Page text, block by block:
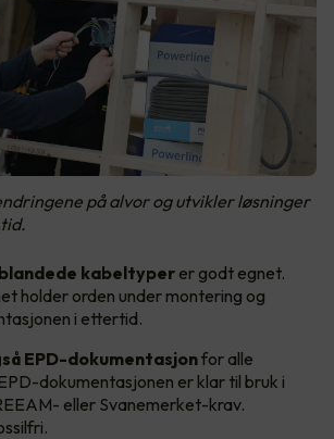
på alvor og utvikler løsninger
kabeltyper er godt egnet.
holder orden under montering og
i ettertid.
EPD-dokumentasjonfor alle
dokumentasjonen er klar til bruk i
eller Svanemerket-krav.